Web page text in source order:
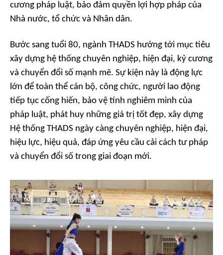
cương pháp luật, bảo đảm quyền lợi hợp pháp của
Nhà nước, tổ chức và Nhân dân.
Bước sang tuổi 80, ngành THADS hướng tới mục tiêu
xây dựng hệ thống chuyên nghiệp, hiện đại, kỷ cương
và chuyển đổi số mạnh mẽ. Sự kiện này là động lực
lớn để toàn thể cán bộ, công chức, người lao động
tiếp tục cống hiến, bảo vệ tính nghiêm minh của
pháp luật, phát huy những giá trị tốt đẹp, xây dựng
Hệ thống THADS ngày càng chuyên nghiệp, hiện đại,
hiệu lực, hiệu quả, đáp ứng yêu cầu cải cách tư pháp
và chuyển đổi số trong giai đoạn mới.